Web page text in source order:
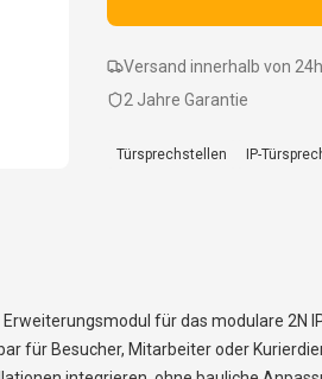
Versand innerhalb von 24h
2 Jahre Garantie
Türsprechstellen IP-
für das modulare
für Besucher, Mitarbeiter oder